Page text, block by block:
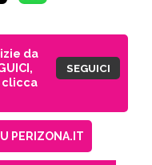
da
clicca
SEGUICI
PERIZONA.IT